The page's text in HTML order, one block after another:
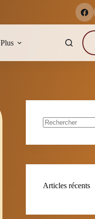
Plus
Articles récents